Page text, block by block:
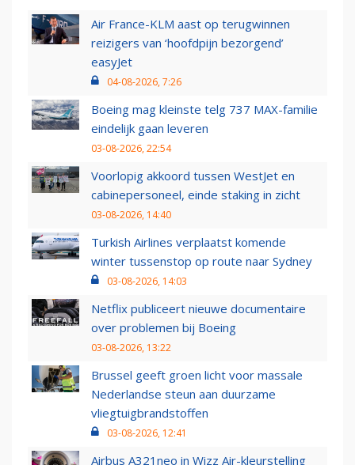
Air France-KLM aast op terugwinnen
reizigers van ‘hoofdpijn bezorgend’
easyJet
04-08-2026, 7:26
Boeing mag kleinste telg 737 MAX-familie
eindelijk gaan leveren
03-08-2026, 22:54
Voorlopig akkoord tussen WestJet en
cabinepersoneel, einde staking in zicht
03-08-2026, 14:40
Turkish Airlines verplaatst komende
winter tussenstop op route naar Sydney
03-08-2026, 14:03
Netflix publiceert nieuwe documentaire
over problemen bij Boeing
03-08-2026, 13:22
Brussel geeft groen licht voor massale
Nederlandse steun aan duurzame
vliegtuigbrandstoffen
03-08-2026, 12:41
Airbus A321neo in Wizz Air-kleurstelling